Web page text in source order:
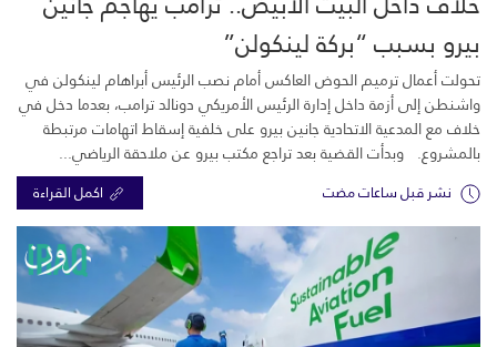
بيرو بسبب “بركة لينكولن”
تحولت أعمال ترميم الحوض العاكس أمام نصب الرئيس أبراهام لينكولن في
واشنطن إلى أزمة داخل إدارة الرئيس الأمريكي دونالد ترامب، بعدما دخل في
خلاف مع المدعية الاتحادية جانين بيرو على خلفية إسقاط اتهامات مرتبطة
بالمشروع. وبدأت القضية بعد تراجع مكتب بيرو عن ملاحقة الرياضي...
نشر قبل ساعات مضت اكمل القراءة